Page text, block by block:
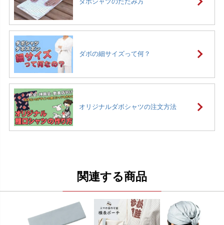
ダボの細サイズって何？
オリジナルダボシャツの注文方法
関連する商品